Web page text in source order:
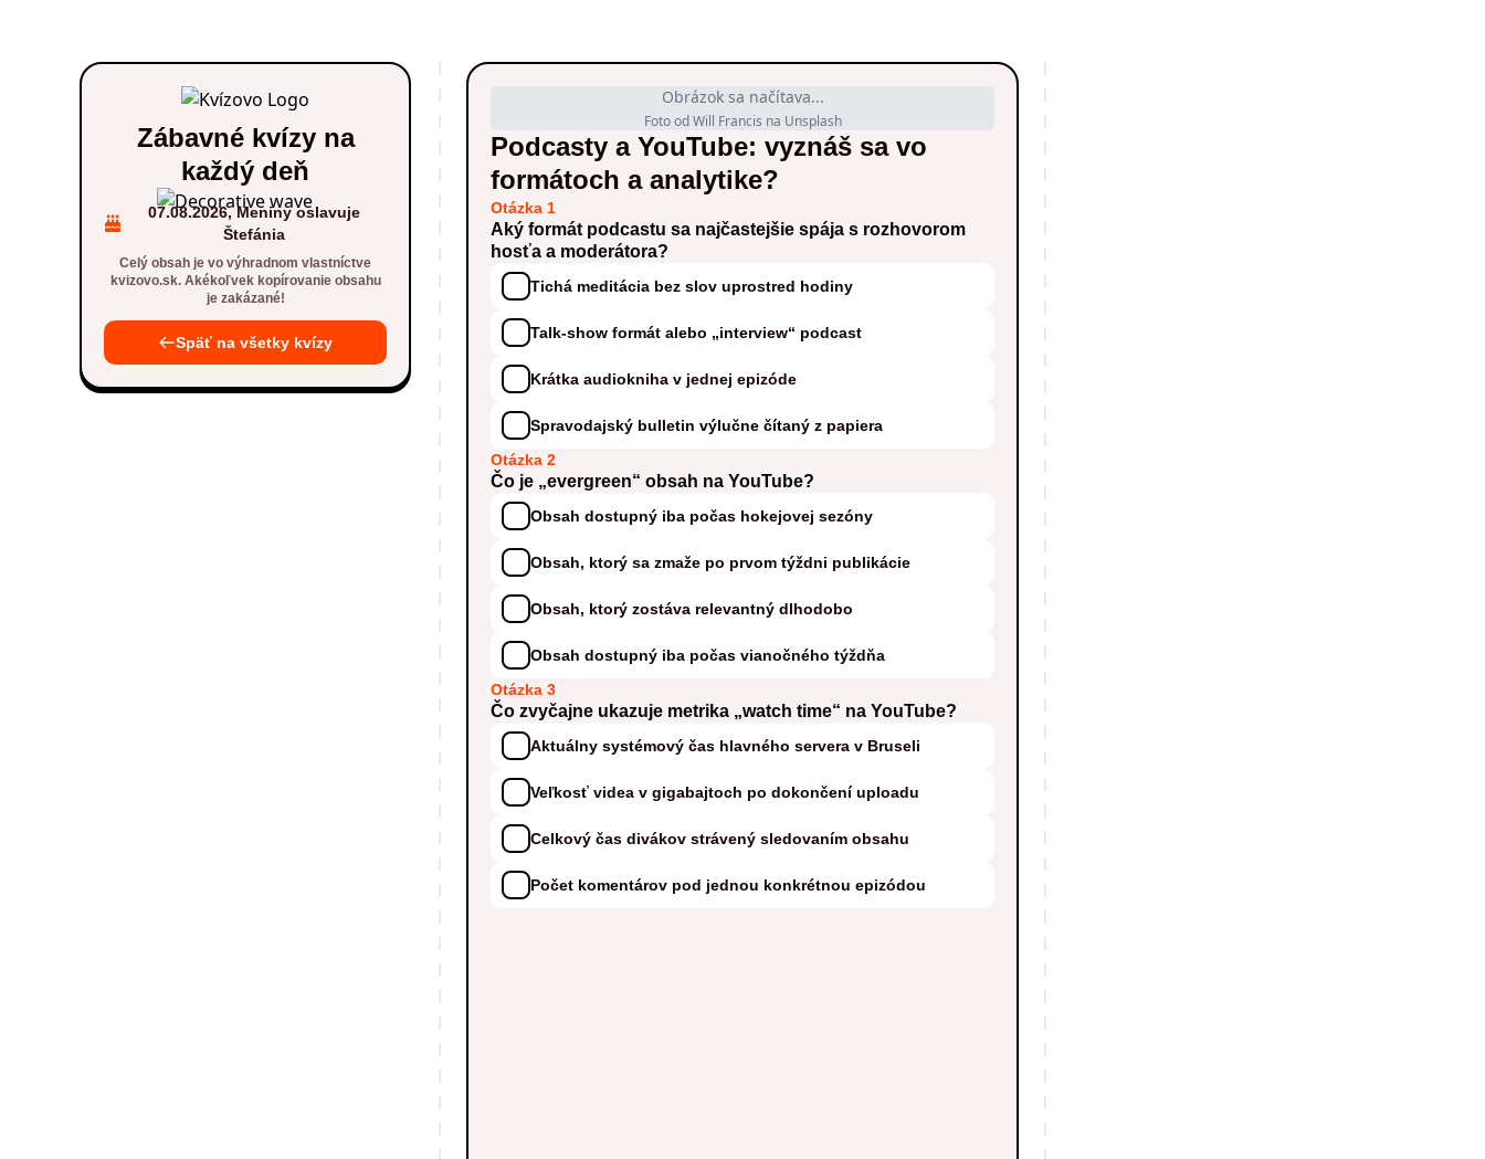
Zábavné kvízy na
každý deň
07.08.2026, Meniny oslavuje
Štefánia
Celý obsah je vo výhradnom vlastníctve
kvizovo.sk. Akékoľvek kopírovanie obsahu
je zakázané!
Späť na všetky kvízy
Obrázok sa načítava...
Foto od Will Francis na Unsplash
Podcasty a YouTube: vyznáš sa vo
formátoch a analytike?
Otázka 1
Aký formát podcastu sa najčastejšie spája s rozhovorom
hosťa a moderátora?
Tichá meditácia bez slov uprostred hodiny
Talk-show formát alebo „interview“ podcast
Krátka audiokniha v jednej epizóde
Spravodajský bulletin výlučne čítaný z papiera
Otázka 2
Čo je „evergreen“ obsah na YouTube?
Obsah dostupný iba počas hokejovej sezóny
Obsah, ktorý sa zmaže po prvom týždni publikácie
Obsah, ktorý zostáva relevantný dlhodobo
Obsah dostupný iba počas vianočného týždňa
Otázka 3
Čo zvyčajne ukazuje metrika „watch time“ na YouTube?
Aktuálny systémový čas hlavného servera v Bruseli
Veľkosť videa v gigabajtoch po dokončení uploadu
Celkový čas divákov strávený sledovaním obsahu
Počet komentárov pod jednou konkrétnou epizódou